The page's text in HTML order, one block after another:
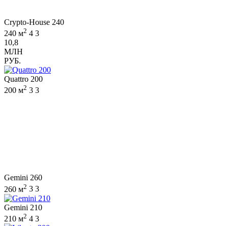
Crypto-House 240
240 м2 4 3
10,8
МЛН
РУБ.
Quattro 200
200 м2 3 3
Gemini 260
260 м2 3 3
Gemini 210
210 м2 4 3